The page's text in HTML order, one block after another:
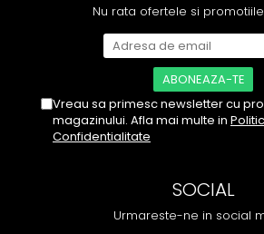
Nu rata ofertele si
Vreau sa primesc newsletter cu
magazinului. Afla mai multe in
Confidentialitate
SOCIAL
Urmareste-ne in social